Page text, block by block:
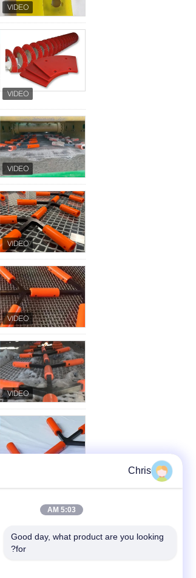
Chris
5:03 AM
Good day, what product are you looking
for?